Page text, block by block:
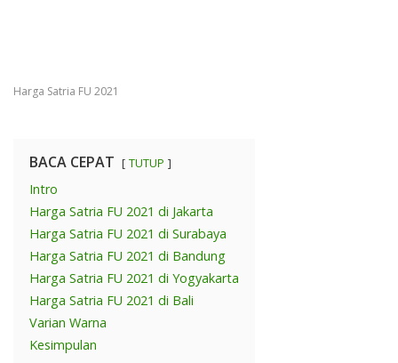
Harga Satria FU 2021
BACA CEPAT TUTUP
Intro
Harga Satria FU 2021 di Jakarta
Harga Satria FU 2021 di Surabaya
Harga Satria FU 2021 di Bandung
Harga Satria FU 2021 di Yogyakarta
Harga Satria FU 2021 di Bali
Varian Warna
Kesimpulan